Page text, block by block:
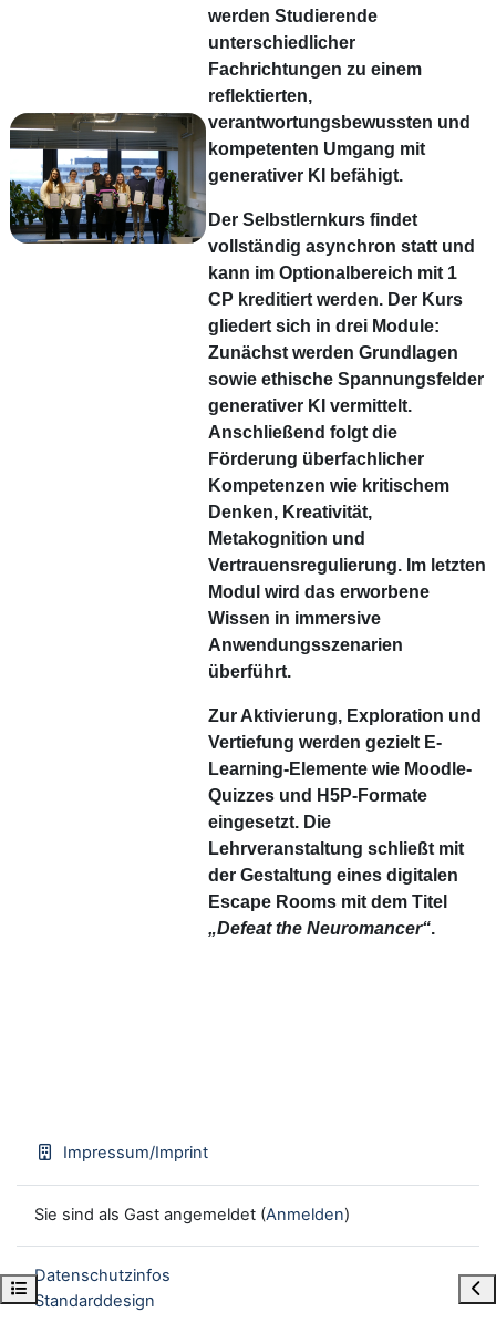
Kursindex öffnen
werden Studierende
unterschiedlicher
Fachrichtungen zu einem
reflektierten,
verantwortungsbewussten und
kompetenten Umgang mit
generativer KI befähigt.
Der Selbstlernkurs findet
vollständig asynchron statt und
kann im Optionalbereich mit 1
CP kreditiert werden. Der Kurs
gliedert sich in drei Module:
Zunächst werden Grundlagen
sowie ethische Spannungsfelder
generativer KI vermittelt.
Anschließend folgt die
Förderung überfachlicher
Kompetenzen wie kritischem
Denken, Kreativität,
Metakognition und
Vertrauensregulierung. Im letzten
Modul wird das erworbene
Wissen in immersive
Anwendungsszenarien
überführt.
Zur Aktivierung, Exploration und
Vertiefung werden gezielt E-
Learning-Elemente wie Moodle-
Quizzes und H5P-Formate
eingesetzt. Die
Lehrveranstaltung schließt mit
der Gestaltung eines digitalen
Escape Rooms mit dem Titel
„Defeat the Neuromancer“.
Impressum/Imprint
Sie sind als Gast angemeldet (Anmelden)
Datenschutzinfos
Standarddesign